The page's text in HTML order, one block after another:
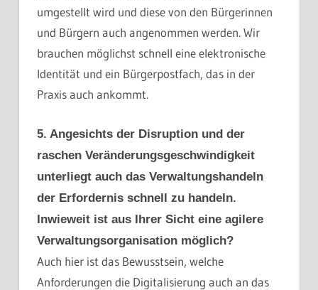
umgestellt wird und diese von den Bürgerinnen
und Bürgern auch angenommen werden. Wir
brauchen möglichst schnell eine elektronische
Identität und ein Bürgerpostfach, das in der
Praxis auch ankommt.
5. Angesichts der Disruption und der
raschen Veränderungsgeschwindigkeit
unterliegt auch das Verwaltungshandeln
der Erfordernis schnell zu handeln.
Inwieweit ist aus Ihrer Sicht eine agilere
Verwaltungsorganisation möglich?
Auch hier ist das Bewusstsein, welche
Anforderungen die Digitalisierung auch an das